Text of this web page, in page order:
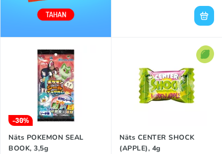
-30%
Näts POKEMON SEAL
BOOK, 3,5g
Näts CENTER SHOCK
(APPLE), 4g